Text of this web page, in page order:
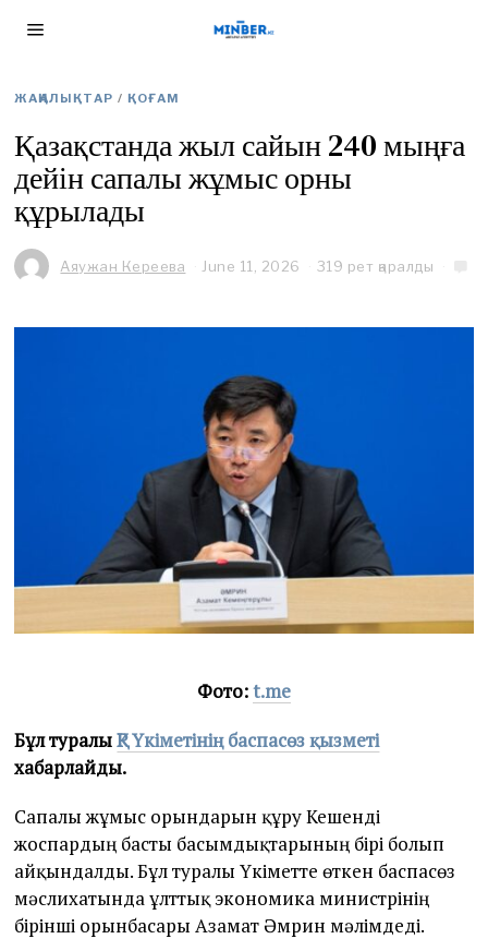
ЖАҢАЛЫҚТАР / ҚОҒАМ
Қазақстанда жыл сайын 240 мыңға
дейін сапалы жұмыс орны
құрылады
Аяужан Кереева June 11, 2026
e
6
319 рет қаралды
Фото:t.me
Бұл туралыҚР Үкіметінің баспасөз қызметі
хабарлайды.
Сапалы жұмыс орындарын құру Кешенді
жоспардың басты басымдықтарының бірі болып
айқындалды. Бұл туралы Үкіметте өткен баспасөз
мәслихатында ұлттық экономика министрінің
бірінші орынбасары Азамат Әмрин мәлімдеді.